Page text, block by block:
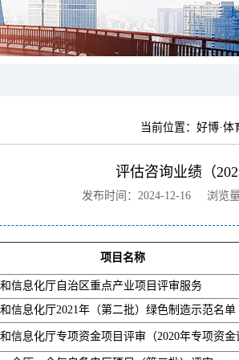
当前位置： 好博·体
评估咨询业绩（
发布时间：2024-12-16 浏览
项目名称
信息化厅自治区重点产业项目评审服务
信息化厅2021年（第二批）绿色制造示范名单
信息化厅专项资金项目评审（2020年专项资